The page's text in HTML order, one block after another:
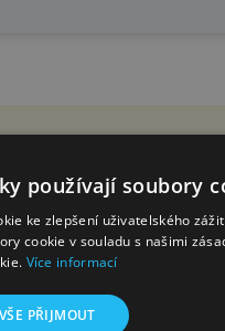
používají soubory
ke zlepšení uživatelského
cookie v souladu s našimi
Více informací
VŠE PŘIJMOUT